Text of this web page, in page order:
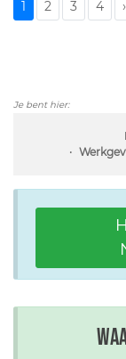
1 2 3 4 ›
Je bent hier: